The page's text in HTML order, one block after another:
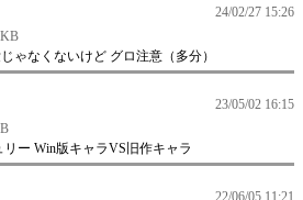
24/02/27 15:26
ゃなくないけど グロ注意（多分）
23/05/02 16:15
ー Win版キャラVS旧作キャラ
22/06/05 11:21